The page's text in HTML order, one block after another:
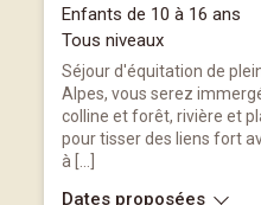
Enfants de 10 à 16 ans
Tous niveaux
Séjour d'équitation de
Alpes, vous serez
colline et forêt, rivière et
pour tisser des liens fort
à […]
Dates proposées